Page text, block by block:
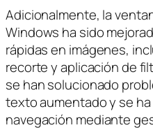
Adicionalmente, la
Windows ha sido
rápidas en imágenes,
recorte y aplicación de
se han solucionado
texto aumentado y se
navegación mediante